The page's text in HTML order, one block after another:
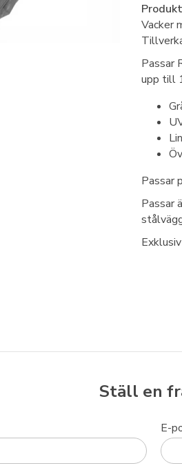
Vacker
Passar
upp till
Passar
Passar
Ställ en
E-